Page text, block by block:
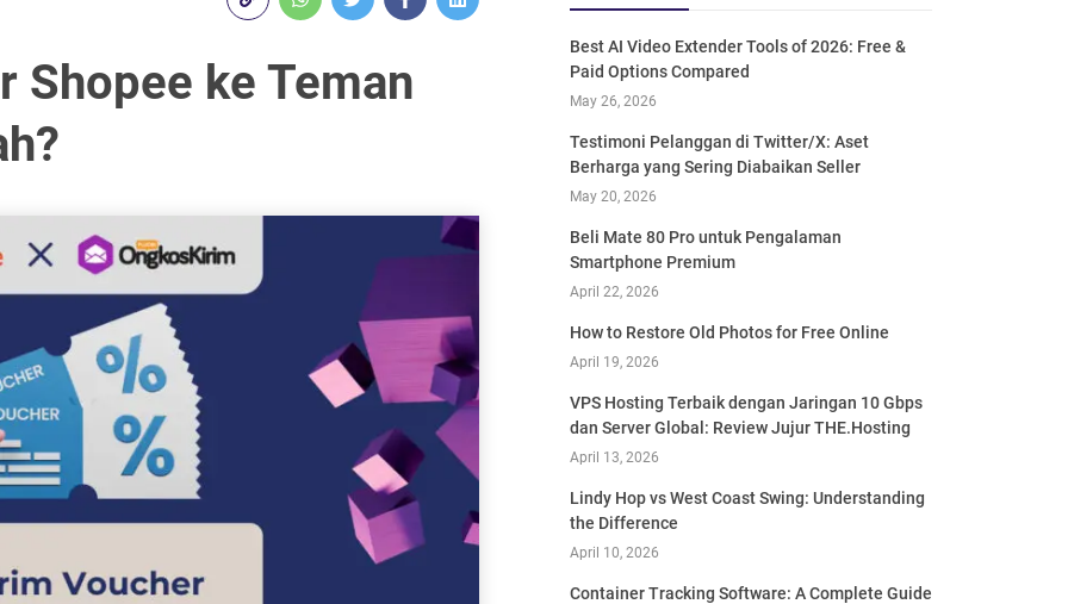
Shopee ke Teman
Best AI Video Extender Tools of 2026: Free &
Paid Options Compared
May 26, 2026
Testimoni Pelanggan di Twitter/X: Aset
Berharga yang Sering Diabaikan Seller
May 20, 2026
Beli Mate 80 Pro untuk Pengalaman
Smartphone Premium
April 22, 2026
How to Restore Old Photos for Free Online
April 19, 2026
VPS Hosting Terbaik dengan Jaringan 10 Gbps
dan Server Global: Review Jujur THE.Hosting
April 13, 2026
Lindy Hop vs West Coast Swing: Understanding
the Difference
April 10, 2026
Container Tracking Software: A Complete Guide